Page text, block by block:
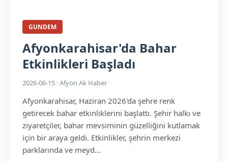
GUNDEM
Afyonkarahisar'da Bahar
Etkinlikleri Başladı
2026-06-15 · Afyon Ak Haber
Afyonkarahisar, Haziran 2026'da şehre renk
getirecek bahar etkinliklerini başlattı. Şehir halkı ve
ziyaretçiler, bahar mevsiminin güzelliğini kutlamak
için bir araya geldi. Etkinlikler, şehrin merkezi
parklarında ve meyd...